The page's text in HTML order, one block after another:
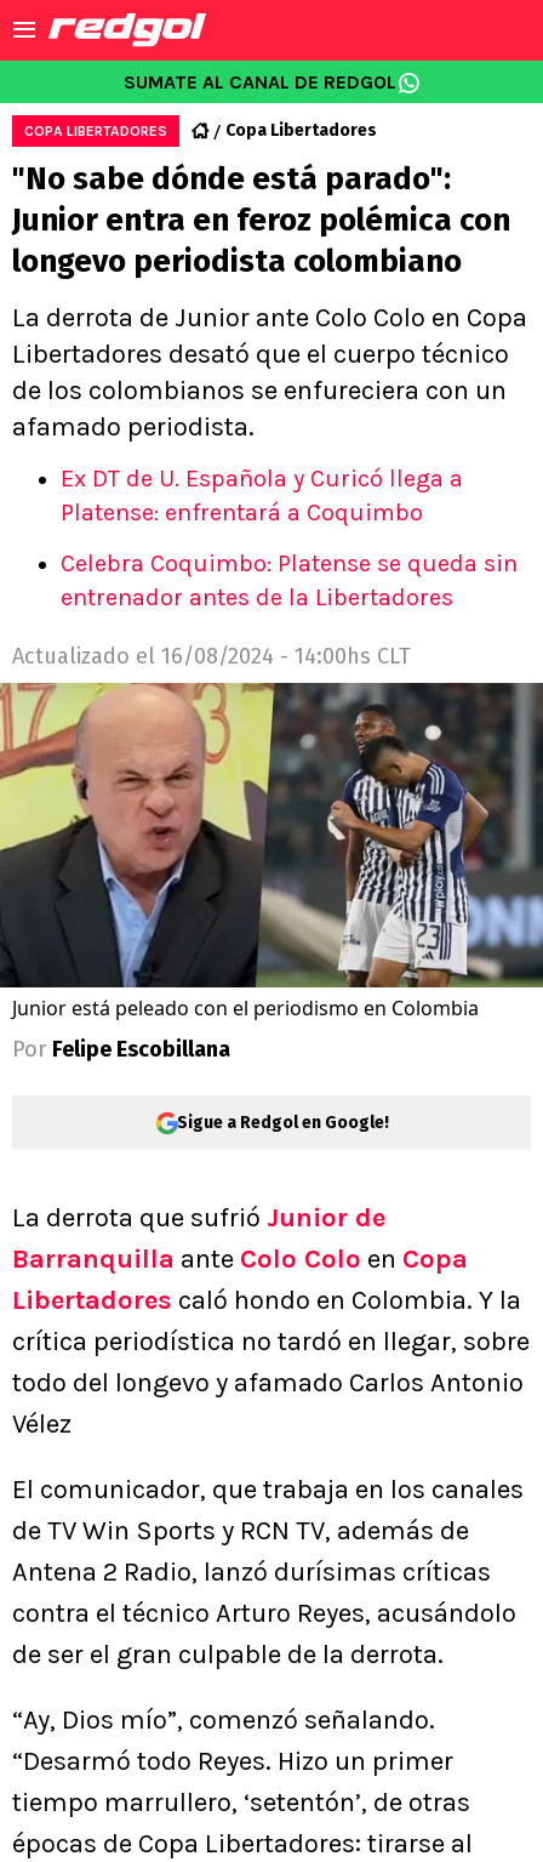
SUMATE AL CANAL DE REDGOL
COPA LIBERTADORES Copa Libertadores
"No sabe dónde está parado":
Junior entra en feroz polémica con
longevo periodista colombiano
La derrota de Junior ante Colo Colo en Copa
Libertadores desató que el cuerpo técnico
de los colombianos se enfureciera con un
afamado periodista.
Ex DT de U. Española y Curicó llega a
Platense: enfrentará a Coquimbo
Celebra Coquimbo: Platense se queda sin
entrenador antes de la Libertadores
Actualizado el 16/08/2024 - 14:00hs CLT
Junior está peleado con el periodismo en Colombia
Por Felipe Escobillana
Sigue a Redgol en Google!
La derrota que sufrió Junior de
Barranquilla ante Colo Colo en Copa
Libertadores caló hondo en Colombia. Y la
crítica periodística no tardó en llegar, sobre
todo del longevo y afamado Carlos Antonio
Vélez
El comunicador, que trabaja en los canales
de TV Win Sports y RCN TV, además de
Antena 2 Radio, lanzó durísimas críticas
contra el técnico Arturo Reyes, acusándolo
de ser el gran culpable de la derrota.
“Ay, Dios mío”, comenzó señalando.
“Desarmó todo Reyes. Hizo un primer
tiempo marrullero, ‘setentón’, de otras
épocas de Copa Libertadores: tirarse al